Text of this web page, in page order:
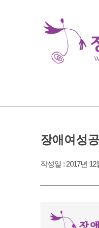
장애여성
작성일 : 2017년 12